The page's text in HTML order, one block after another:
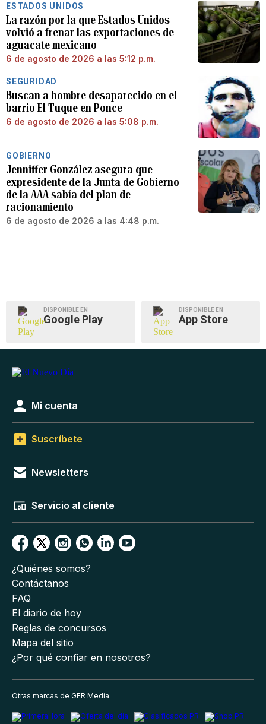
ESTADOS UNIDOS
La razón por la que Estados Unidos
volvió a frenar las exportaciones de
aguacate mexicano
6 de agosto de 2026 a las 5:12 p.m.
SEGURIDAD
Buscan a hombre desaparecido en el
barrio El Tuque en Ponce
6 de agosto de 2026 a las 5:08 p.m.
GOBIERNO
Jenniffer González asegura que
expresidente de la Junta de Gobierno
de la AAA sabía del plan de
racionamiento
6 de agosto de 2026 a las 4:48 p.m.
DISPONIBLE EN
Google Play
DISPONIBLE EN
App Store
Mi cuenta
Suscríbete
Newsletters
Servicio al cliente
¿Quiénes somos?
Contáctanos
FAQ
El diario de hoy
Reglas de concursos
Mapa del sitio
¿Por qué confiar en nosotros?
Otras marcas de GFR Media